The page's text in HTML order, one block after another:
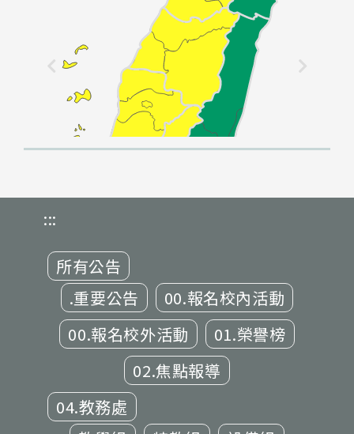
:::
所有公告
.重要公告
00.報名校內活動
00.報名校外活動
01.榮譽榜
02.焦點報導
04.教務處